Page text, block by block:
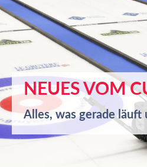
NEUES VOM
Alles, was gerade läuft